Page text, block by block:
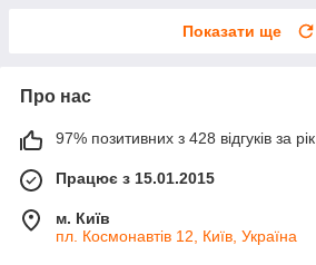
Показати ще
Про нас
97% позитивних з 428 відгуків за рік
Працює з 15.01.2015
м. Київ
пл. Космонавтів 12, Київ, Україна